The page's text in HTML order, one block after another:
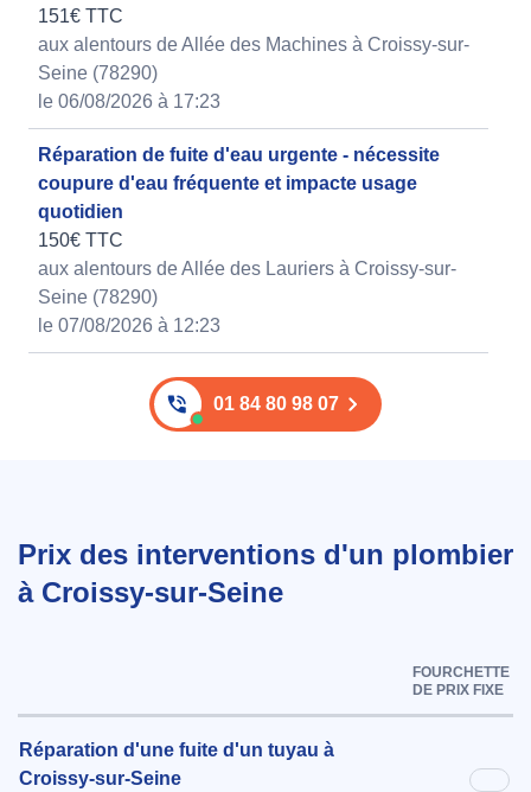
151€ TTC
aux alentours de Allée des Machines à Croissy-sur-
Seine (78290)
le 06/08/2026 à 17:23
Réparation de fuite d'eau urgente - nécessite
coupure d'eau fréquente et impacte usage
quotidien
150€ TTC
aux alentours de Allée des Lauriers à Croissy-sur-
Seine (78290)
le 07/08/2026 à 12:23
01 84 80 98 07
Prix des interventions d'un plombier
à Croissy-sur-Seine
FOURCHETTE
DE PRIX FIXE
Réparation d'une fuite d'un tuyau à
Croissy-sur-Seine